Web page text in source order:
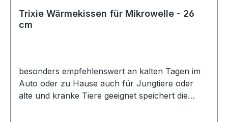
Trixie Wärmekissen für Mikrowelle - 26
cm
besonders empfehlenswert an kalten Tagen im
Auto oder zu Hause auch für Jungtiere oder
alte und kranke Tiere geeignet speichert die